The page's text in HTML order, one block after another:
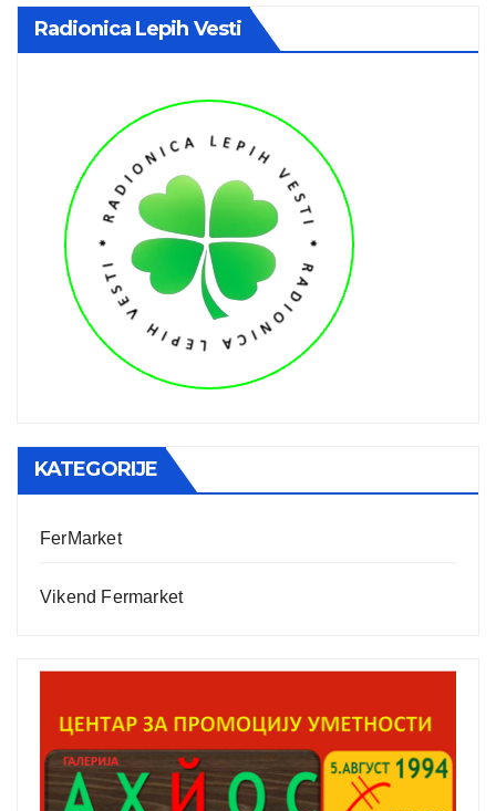
Radionica Lepih Vesti
KATEGORIJE
FerMarket
Vikend Fermarket